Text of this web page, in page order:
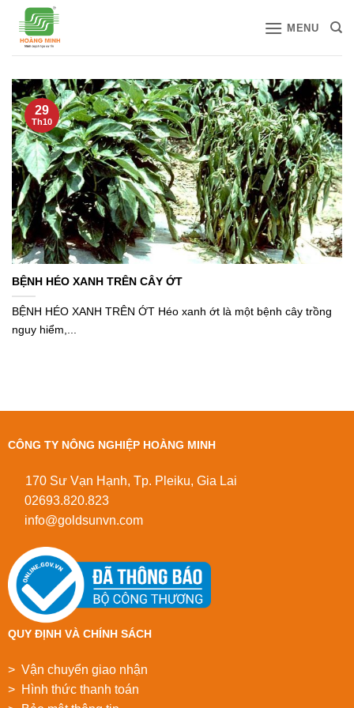
qua
MENU
BỆNH HÉO XANH TRÊN CÂY ỚT
BỆNH HÉO XANH TRÊN ỚT Héo xanh ớt là một bệnh cây trồng
nguy hiểm,...
29
Th10
CÔNG TY NÔNG NGHIỆP HOÀNG MINH
170 Sư Vạn Hạnh, Tp. Pleiku, Gia Lai
02693.820.823
info@goldsunvn.com
QUY ĐỊNH VÀ CHÍNH SÁCH
> Vận chuyển giao nhận
> Hình thức thanh toán